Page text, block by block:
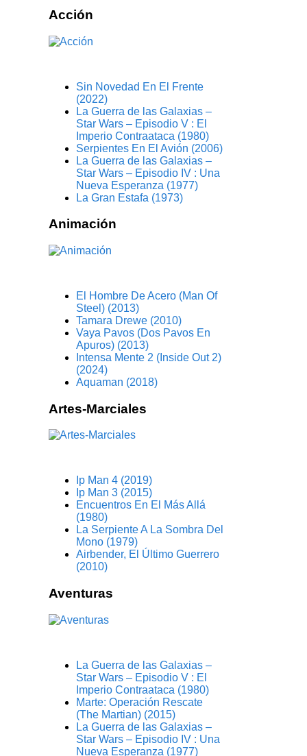
Acción
Sin Novedad En El Frente
(2022)
La Guerra de las Galaxias –
Star Wars – Episodio V : El
Imperio Contraataca (1980)
Serpientes En El Avión (2006)
La Guerra de las Galaxias –
Star Wars – Episodio IV : Una
Nueva Esperanza (1977)
La Gran Estafa (1973)
Animación
El Hombre De Acero (Man Of
Steel) (2013)
Tamara Drewe (2010)
Vaya Pavos (Dos Pavos En
Apuros) (2013)
Intensa Mente 2 (Inside Out 2)
(2024)
Aquaman (2018)
Artes-Marciales
Ip Man 4 (2019)
Ip Man 3 (2015)
Encuentros En El Más Allá
(1980)
La Serpiente A La Sombra Del
Mono (1979)
Airbender, El Último Guerrero
(2010)
Aventuras
La Guerra de las Galaxias –
Star Wars – Episodio V : El
Imperio Contraataca (1980)
Marte: Operación Rescate
(The Martian) (2015)
La Guerra de las Galaxias –
Star Wars – Episodio IV : Una
Nueva Esperanza (1977)